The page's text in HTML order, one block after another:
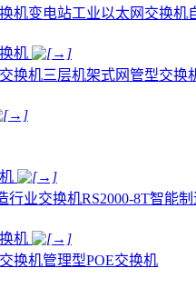
机变电站工业以太网交换机
机
换机三层机架式网管型交换
行业交换机RS2000-8T智能
机
换机管理型POE交换机